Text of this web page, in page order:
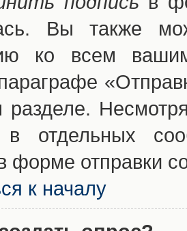
Вы также
ко всем
разделе.
в отдельных
форме отправки
к началу